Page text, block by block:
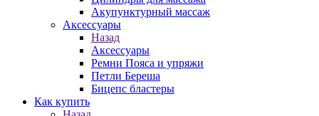
Акупунктурный массаж
Аксессуары
Назад
Аксессуары
Ремни Пояса и упряжи
Петли Береша
Бицепс бластеры
Как купить